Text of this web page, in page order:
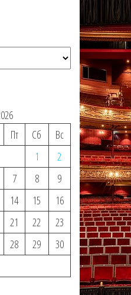
Пт Сб
Вс
1
2
7 8
9
14 15
16
21 22
23
28 29
30